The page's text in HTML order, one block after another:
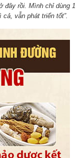
đây rồi. Mình chỉ dùng 1
vẫn phát triển tốt”.